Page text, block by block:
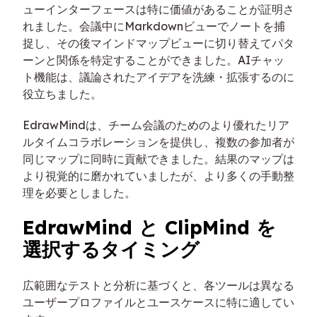
ューインターフェースは特に価値があることが証明さ
れました。会議中にMarkdownビューでノートを捕
捉し、その後マインドマップビューに切り替えてパタ
ーンと関係を特定することができました。AIチャッ
ト機能は、議論されたアイデアを洗練・拡張するのに
役立ちました。
EdrawMindは、チーム会議のためのより優れたリア
ルタイムコラボレーションを提供し、複数の参加者が
同じマップに同時に貢献できました。結果のマップは
より視覚的に磨かれていましたが、より多くの手動整
理を必要としました。
EdrawMind と ClipMind を
選択するタイミング
広範囲なテストと分析に基づくと、各ツールは異なる
ユーザープロファイルとユースケースに特に適してい